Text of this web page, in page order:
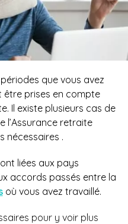
que vous avez
être prises en compte
Il existe plusieurs cas de
l’Assurance retraite
nécessaires .
liées aux pays
accords passés entre la
où vous avez travaillé.
pour y voir plus